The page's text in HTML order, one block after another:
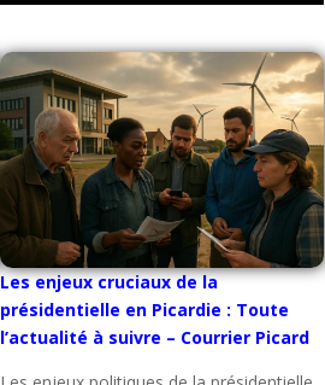
Les enjeux cruciaux de la
présidentielle en Picardie : Toute
l’actualité à suivre – Courrier Picard